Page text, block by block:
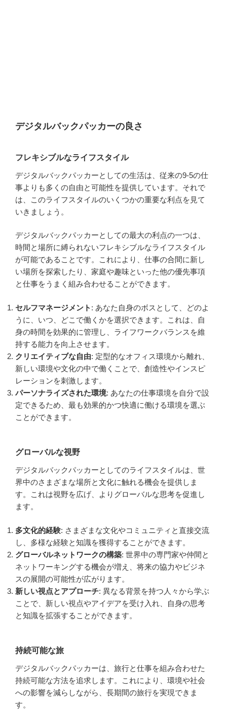
デジタルバックパッカーの良さ
フレキシブルなライフスタイル
デジタルバックパッカーとしての生活は、従来の9-5の仕
事よりも多くの自由と可能性を提供しています。それで
は、このライフスタイルのいくつかの重要な利点を見て
いきましょう。
デジタルバックパッカーとしての最大の利点の一つは、
時間と場所に縛られないフレキシブルなライフスタイル
が可能であることです。これにより、仕事の合間に新し
い場所を探索したり、家庭や趣味といった他の優先事項
と仕事をうまく組み合わせることができます。
セルフマネージメント : あなた自身のボスとして、どのよ
うに、いつ、どこで働くかを選択できます。これは、自
身の時間を効果的に管理し、ライフワークバランスを維
持する能力を向上させます。
クリエイティブな自由: 定型的なオフィス環境から離れ、
新しい環境や文化の中で働くことで、創造性やインスピ
レーションを刺激します。
パーソナライズされた環境: あなたの仕事環境を自分で設
定できるため、最も効果的かつ快適に働ける環境を選ぶ
ことができます。
グローバルな視野
デジタルバックパッカーとしてのライフスタイルは、世
界中のさまざまな場所と文化に触れる機会を提供しま
す。これは視野を広げ、よりグローバルな思考を促進し
ます。
多文化的経験: さまざまな文化やコミュニティと直接交流
し、多様な経験と知識を獲得することができます。
グローバルネットワークの構築: 世界中の専門家や仲間と
ネットワーキングする機会が増え、将来の協力やビジネ
スの展開の可能性が広がります。
新しい視点とアプローチ: 異なる背景を持つ人々から学ぶ
ことで、新しい視点やアイデアを受け入れ、自身の思考
と知識を拡張することができます。
持続可能な旅
デジタルバックパッカーは、旅行と仕事を組み合わせた
持続可能な方法を追求します。これにより、環境や社会
への影響を減らしながら、長期間の旅行を実現できま
す。